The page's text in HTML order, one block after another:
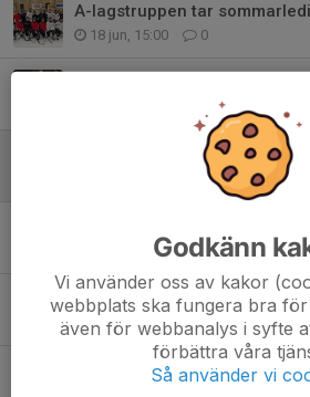
A-lagstruppen tar
18 jun, 15:00 0
Oscar Persson tar en timeout
0
15 jun, 15:00 0
Vincent återvänder och
14 jun, 11:53 0
Mittfältskuggarna klara för
Godkänn
Vi använder oss av kakor
webbplats ska fungera bra för
även för webbanalys i syfte
förbättra våra
Så använder vi